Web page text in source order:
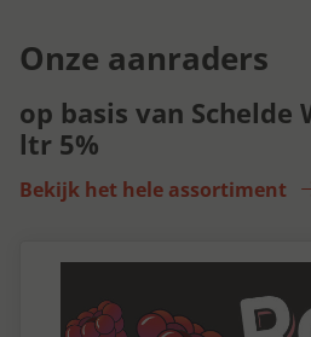
Onze aanraders
op basis van Schelde
ltr 5%
Bekijk het hele assortiment